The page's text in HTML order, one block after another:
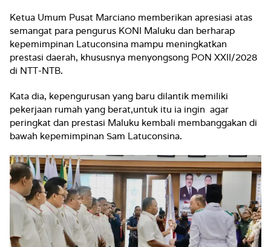
Ketua Umum Pusat Marciano memberikan apresiasi atas
semangat para pengurus KONI Maluku dan berharap
kepemimpinan Latuconsina mampu meningkatkan
prestasi daerah, khususnya menyongsong PON XXII/2028
di NTT-NTB.
Kata dia, kepengurusan yang baru dilantik memiliki
pekerjaan rumah yang berat,untuk itu ia ingin agar
peringkat dan prestasi Maluku kembali membanggakan di
bawah kepemimpinan Sam Latuconsina.